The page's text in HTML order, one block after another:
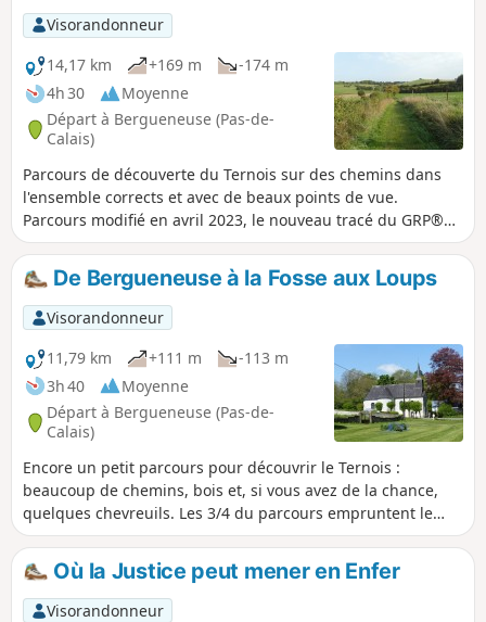
Visorandonneur
14,17 km
+169 m
-174 m
4h 30
Moyenne
Départ à Bergueneuse (Pas-de-
Calais)
Parcours de découverte du Ternois sur des chemins dans
l'ensemble corrects et avec de beaux points de vue.
Parcours modifié en avril 2023, le nouveau tracé du GRP®
n'étant vraiment pas folichon !
De Bergueneuse à la Fosse aux Loups
Visorandonneur
11,79 km
+111 m
-113 m
3h 40
Moyenne
Départ à Bergueneuse (Pas-de-
Calais)
Encore un petit parcours pour découvrir le Ternois :
beaucoup de chemins, bois et, si vous avez de la chance,
quelques chevreuils. Les 3/4 du parcours empruntent le
GRP® du Ternois qui est correctement balisé.
Où la Justice peut mener en Enfer
Visorandonneur